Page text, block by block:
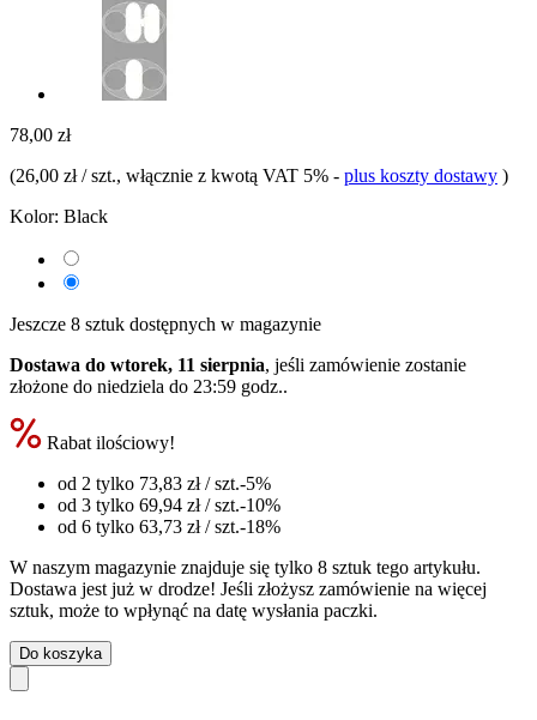
78,00 zł
(26,00 zł / szt., włącznie z kwotą VAT 5% - plus koszty dostawy )
Kolor: Black
Jeszcze 8 sztuk dostępnych w magazynie
Dostawa do wtorek, 11 sierpnia, jeśli zamówienie zostanie
złożone do niedziela do 23:59 godz..
Rabat ilościowy!
od 2 tylko 73,83 zł/ szt.-5%
od 3 tylko 69,94 zł/ szt.-10%
od 6 tylko 63,73 zł/ szt.-18%
W naszym magazynie znajduje się tylko 8 sztuk tego artykułu.
Dostawa jest już w drodze! Jeśli złożysz zamówienie na więcej
sztuk, może to wpłynąć na datę wysłania paczki.
Do koszyka